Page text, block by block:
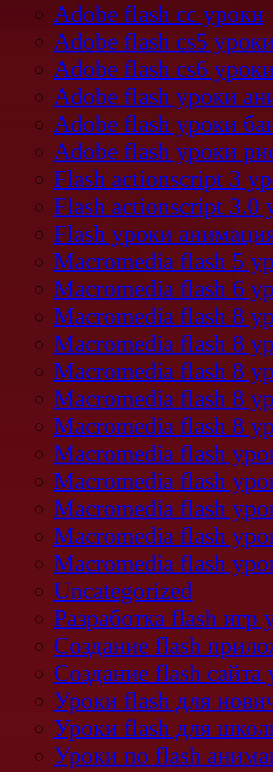
Adobe flash cc уроки
Adobe flash cs5
Adobe flash cs6
Adobe flash уроки
Adobe flash уроки
Adobe flash уроки
Flash actionscript 3
Flash actionscript 3.0
Flash уроки
Macromedia flash 5
Macromedia flash 6
Macromedia flash 8
Macromedia flash 8
Macromedia flash 8
Macromedia flash 8
Macromedia flash 8
Macromedia flash
Macromedia flash
Macromedia flash
Macromedia flash
Macromedia flash
Uncategorized
Разработка flash игр
Создание flash
Создание flash сайта
Уроки flash для
Уроки flash для
Уроки по flash